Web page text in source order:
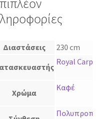
Διαστάσεις
230 cm
Royal Carpet
Χρώμα
Καφέ